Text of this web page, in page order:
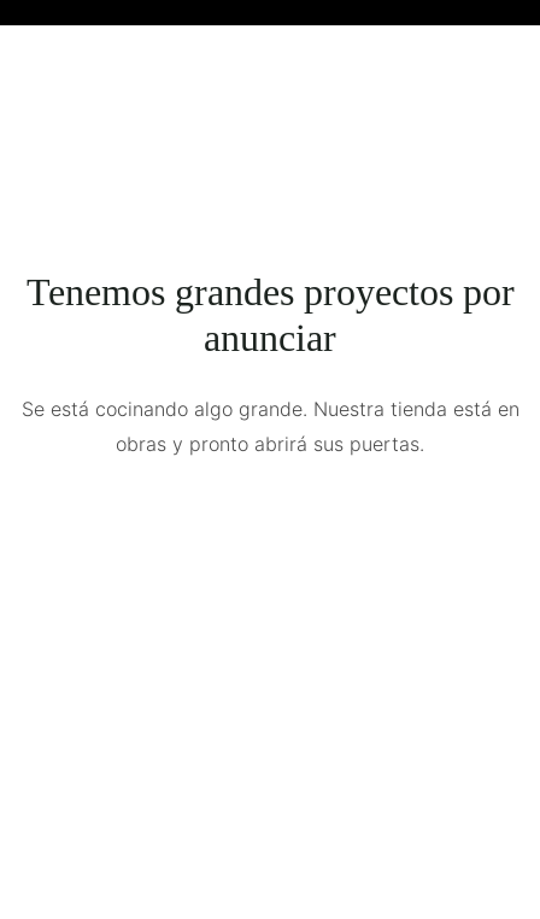
Tenemos grandes proyectos por
anunciar
Se está cocinando algo grande. Nuestra tienda está en
obras y pronto abrirá sus puertas.